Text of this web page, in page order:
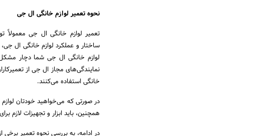
نحوه تعمیر لوازم خانگی ال جی
تعمیر لوازم خانگی ال جی
ساختار و عملکرد لوازم خانگی ال
لوازم خانگی ال جی شما دچار
نمایندگی‌های مجاز ال جی از
خانگی استفاده می‌کنند.
در صورتی که می‌خواهید خودتان
همچنین، باید ابزار و تجهیزات لازم
در ادامه، به بررسی نحوه تعمیر